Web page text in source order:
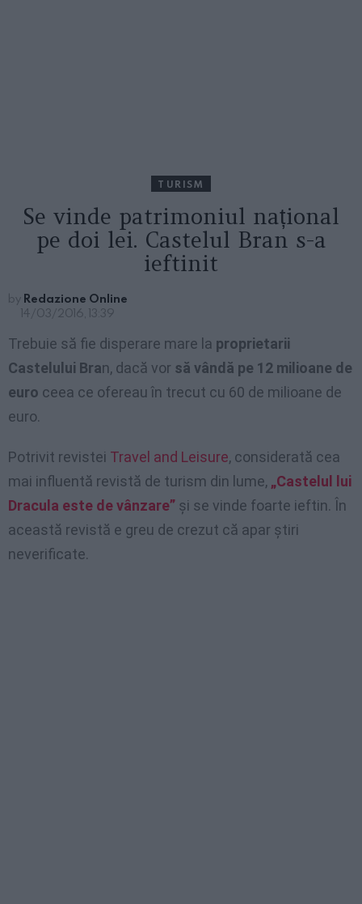
TURISM
Se vinde patrimoniul național
pe doi lei. Castelul Bran s-a
ieftinit
by Redazione Online
14/03/2016, 13:39
Trebuie să fie disperare mare la proprietarii
Castelului Bran, dacă vor să vândă pe 12 milioane de
euro ceea ce ofereau în trecut cu 60 de milioane de
euro.
Potrivit revistei Travel and Leisure, considerată cea
mai influentă revistă de turism din lume, „Castelul lui
Dracula este de vânzare” şi se vinde foarte ieftin. În
această revistă e greu de crezut că apar ştiri
neverificate.